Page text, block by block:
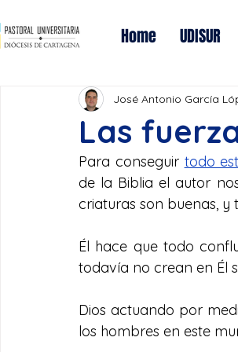
Home UDISUR
Las
José Antonio García
Para conseguir todo
de la Biblia el autor
criaturas son buenas, y
Él hace que todo
todavía no crean en Él
Dios actuando por
los hombres en este